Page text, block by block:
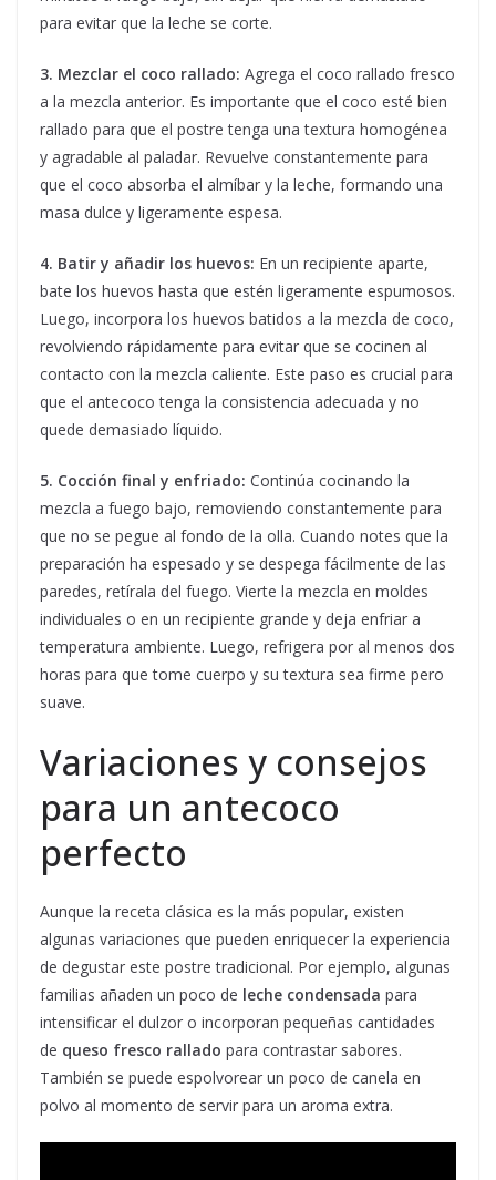
para evitar que la leche se corte.
3. Mezclar el coco rallado: Agrega el coco rallado fresco
a la mezcla anterior. Es importante que el coco esté bien
rallado para que el postre tenga una textura homogénea
y agradable al paladar. Revuelve constantemente para
que el coco absorba el almíbar y la leche, formando una
masa dulce y ligeramente espesa.
4. Batir y añadir los huevos: En un recipiente aparte,
bate los huevos hasta que estén ligeramente espumosos.
Luego, incorpora los huevos batidos a la mezcla de coco,
revolviendo rápidamente para evitar que se cocinen al
contacto con la mezcla caliente. Este paso es crucial para
que el antecoco tenga la consistencia adecuada y no
quede demasiado líquido.
5. Cocción final y enfriado: Continúa cocinando la
mezcla a fuego bajo, removiendo constantemente para
que no se pegue al fondo de la olla. Cuando notes que la
preparación ha espesado y se despega fácilmente de las
paredes, retírala del fuego. Vierte la mezcla en moldes
individuales o en un recipiente grande y deja enfriar a
temperatura ambiente. Luego, refrigera por al menos dos
horas para que tome cuerpo y su textura sea firme pero
suave.
Variaciones y consejos
para un antecoco
perfecto
Aunque la receta clásica es la más popular, existen
algunas variaciones que pueden enriquecer la experiencia
de degustar este postre tradicional. Por ejemplo, algunas
familias añaden un poco de leche condensada para
intensificar el dulzor o incorporan pequeñas cantidades
de queso fresco rallado para contrastar sabores.
También se puede espolvorear un poco de canela en
polvo al momento de servir para un aroma extra.